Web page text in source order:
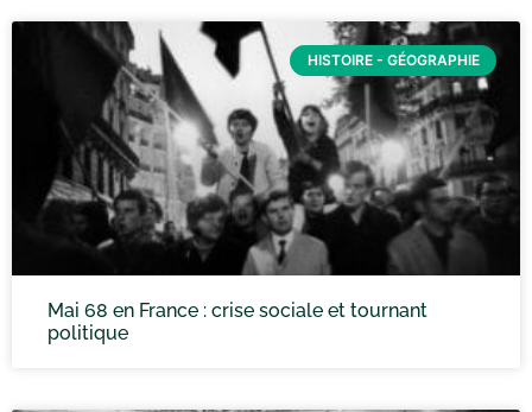
HISTOIRE - GÉOGRAPHIE
Mai 68 en France : crise sociale et tournant
politique